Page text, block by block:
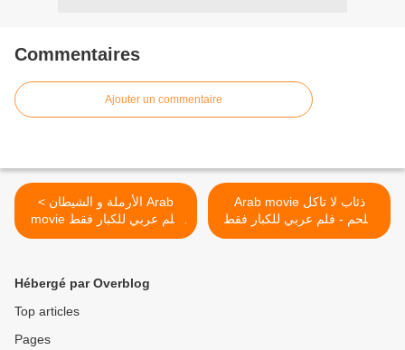
Commentaires
Ajouter un commentaire
< الأرملة و الشيطان Arab
movie فلم عربي للكبار فقط
Al armala wa chaytane
Arab movie ذئاب لا تاكل
اللحم - فلم عربي للكبار فقط
>
Hébergé par Overblog
Top articles
Pages